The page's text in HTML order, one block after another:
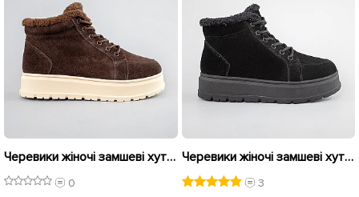
Черевики жіночі замшеві хутро 593394 Коричневі
0
Черевики жіночі замшеві хутро 593393 Чорні
3